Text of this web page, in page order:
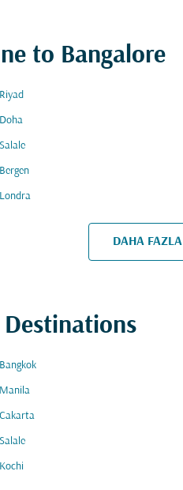
to Bangalore
Riyad
Doha
Salale
Bergen
Londra
DAHA FAZLA
Destinations
Bangkok
Manila
Cakarta
Salale
Kochi